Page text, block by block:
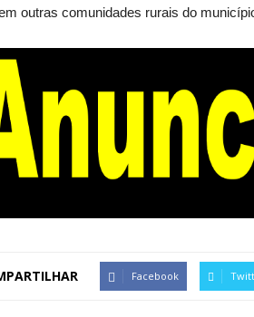
outras comunidades rurais do
Facebook